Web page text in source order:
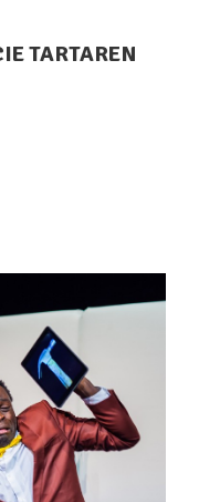
TARTAREN